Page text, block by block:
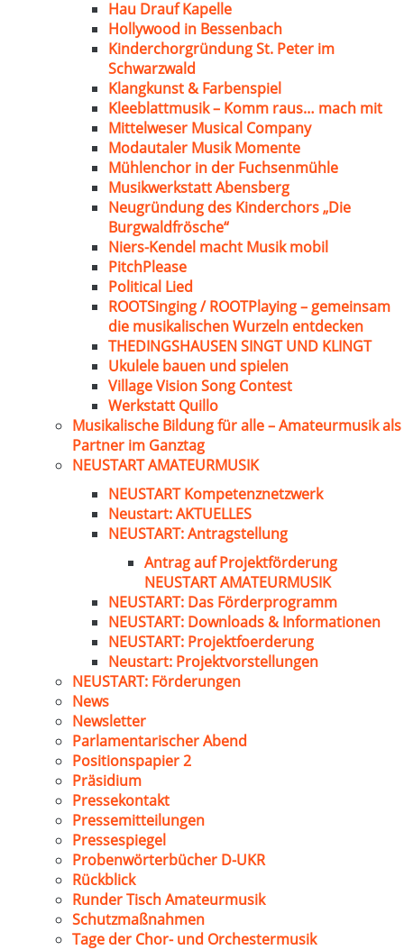
Hau Drauf Kapelle
Hollywood in Bessenbach
Kinderchorgründung St. Peter im
Schwarzwald
Klangkunst & Farbenspiel
Kleeblattmusik – Komm raus… mach mit
Mittelweser Musical Company
Modautaler Musik Momente
Mühlenchor in der Fuchsenmühle
Musikwerkstatt Abensberg
Neugründung des Kinderchors „Die
Burgwaldfrösche“
Niers-Kendel macht Musik mobil
PitchPlease
Political Lied
ROOTSinging / ROOTPlaying – gemeinsam
die musikalischen Wurzeln entdecken
THEDINGSHAUSEN SINGT UND KLINGT
Ukulele bauen und spielen
Village Vision Song Contest
Werkstatt Quillo
Musikalische Bildung für alle – Amateurmusik als
Partner im Ganztag
NEUSTART AMATEURMUSIK
NEUSTART Kompetenznetzwerk
Neustart: AKTUELLES
NEUSTART: Antragstellung
Antrag auf Projektförderung
NEUSTART AMATEURMUSIK
NEUSTART: Das Förderprogramm
NEUSTART: Downloads & Informationen
NEUSTART: Projektfoerderung
Neustart: Projektvorstellungen
NEUSTART: Förderungen
News
Newsletter
Parlamentarischer Abend
Positionspapier 2
Präsidium
Pressekontakt
Pressemitteilungen
Pressespiegel
Probenwörterbücher D-UKR
Rückblick
Runder Tisch Amateurmusik
Schutzmaßnahmen
Tage der Chor- und Orchestermusik